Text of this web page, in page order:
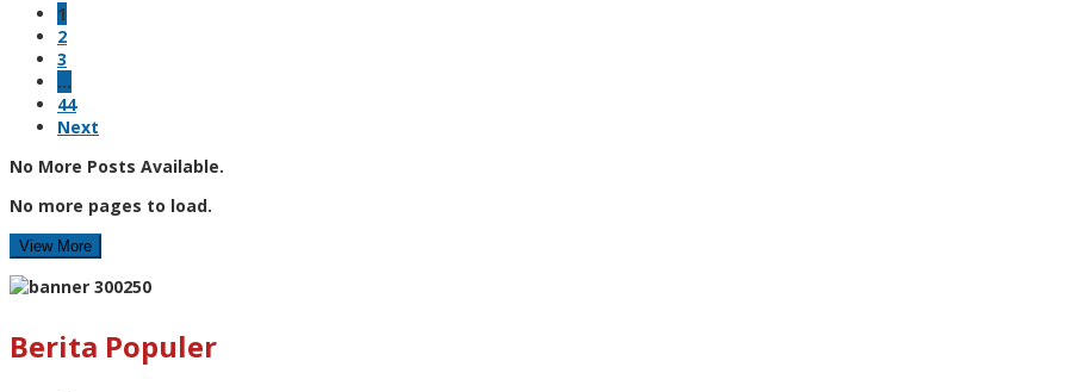
1
2
3
…
44
Next
No More Posts Available.
No more pages to load.
View More
Berita Populer